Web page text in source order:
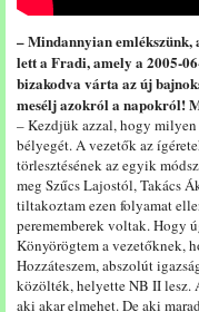
– Mindannyian emlékszünk,
lett a Fradi, amely a 2005-
bizakodva várta az új
mesélj azokról a napokról!
– Kezdjük azzal, hogy milyen
bélyegét. A vezetők az
törlesztésének az egyik
meg Szűcs Lajostól, Takács
tiltakoztam ezen folyamat
perememberek voltak. Hogy
Könyörögtem a vezetőknek,
Hozzáteszem, abszolút
közölték, helyette NB II lesz.
aki akar elmehet. De aki